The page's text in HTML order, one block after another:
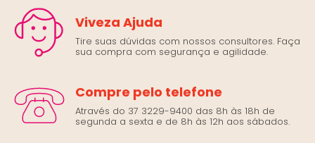
Viveza Ajuda
Tire suas dúvidas com nossos consultores. Faça
sua compra com segurança e agilidade.
Compre pelo telefone
Através do 37 3229-9400 das 8h às 18h de
segunda a sexta e de 8h às 12h aos sábados.